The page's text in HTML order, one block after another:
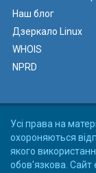
Наш блог
Дзеркало Linux
WHOIS
NPRD
Усі права на
охороняються
якого
обов'язкова. Сайт